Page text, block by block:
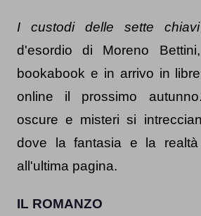
I custodi delle sette chiavi
d'esordio di Moreno
bookabook e in arrivo in
online il prossimo
oscure e misteri si
dove la fantasia e la
all'ultima pagina.
IL ROMANZO